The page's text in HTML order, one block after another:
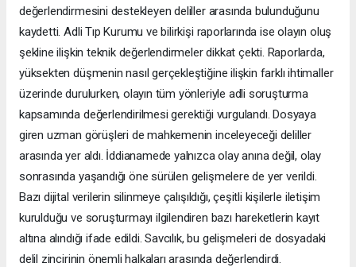
değerlendirmesini destekleyen deliller arasında bulunduğunu
kaydetti. Adli Tıp Kurumu ve bilirkişi raporlarında ise olayın oluş
şekline ilişkin teknik değerlendirmeler dikkat çekti. Raporlarda,
yüksekten düşmenin nasıl gerçekleştiğine ilişkin farklı ihtimaller
üzerinde durulurken, olayın tüm yönleriyle adli soruşturma
kapsamında değerlendirilmesi gerektiği vurgulandı. Dosyaya
giren uzman görüşleri de mahkemenin inceleyeceği deliller
arasında yer aldı. İddianamede yalnızca olay anına değil, olay
sonrasında yaşandığı öne sürülen gelişmelere de yer verildi.
Bazı dijital verilerin silinmeye çalışıldığı, çeşitli kişilerle iletişim
kurulduğu ve soruşturmayı ilgilendiren bazı hareketlerin kayıt
altına alındığı ifade edildi. Savcılık, bu gelişmeleri de dosyadaki
delil zincirinin önemli halkaları arasında değerlendirdi.